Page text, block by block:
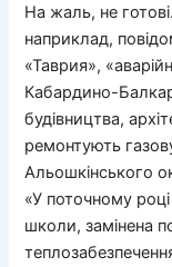
На жаль, не
наприклад,
«Таврия»,
Кабардино-
будівництва,
ремонтують
Альошкінського
«У поточному
школи, замінена